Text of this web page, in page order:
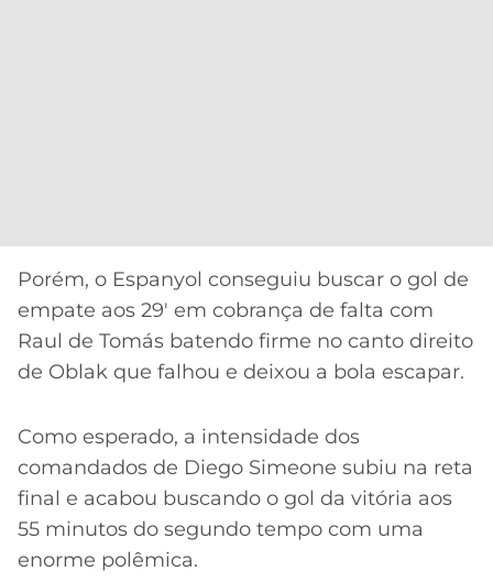
Porém, o Espanyol conseguiu buscar o gol de
empate aos 29′ em cobrança de falta com
Raul de Tomás batendo firme no canto direito
de Oblak que falhou e deixou a bola escapar.
Como esperado, a intensidade dos
comandados de Diego Simeone subiu na reta
final e acabou buscando o gol da vitória aos
55 minutos do segundo tempo com uma
enorme polêmica.